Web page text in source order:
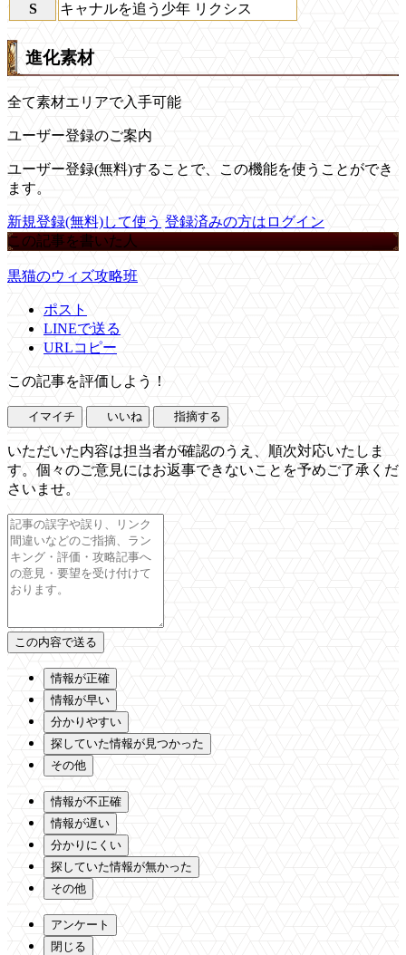
S
キャナルを追う少年 リクシス
進化素材
全て素材エリアで入手可能
ユーザー登録のご案内
ユーザー登録(無料)することで、この機能を使うことができ
ます。
新規登録(無料)して使う 登録済みの方はログイン
この記事を書いた人
黒猫のウィズ攻略班
ポスト
LINEで送る
URLコピー
この記事を評価しよう！
イマイチ いいね 指摘する
いただいた内容は担当者が確認のうえ、順次対応いたしま
す。個々のご意見にはお返事できないことを予めご了承くだ
さいませ。
情報が正確
情報が早い
分かりやすい
探していた情報が見つかった
その他
情報が不正確
情報が遅い
分かりにくい
探していた情報が無かった
その他
アンケート
閉じる